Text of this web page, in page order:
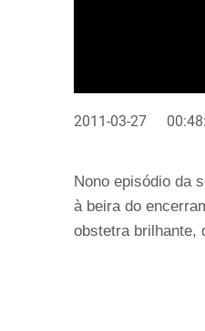
2011-03-27
Nono episódio da
à beira do
obstetra brilhante,